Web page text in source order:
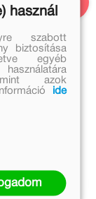
használ
szabott
biztosítása
egyéb
azok
ide